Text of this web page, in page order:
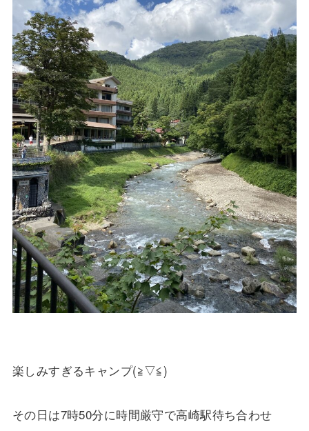
楽しみすぎるキャンプ(≧▽≦)
その日は7時50分に時間厳守で高崎駅待ち合わせ